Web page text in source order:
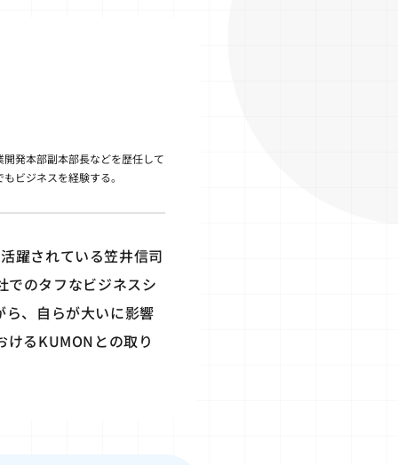
発本部副本部長などを歴任して
ビジネスを経験する。
躍されている笠井信司
のタフなビジネスシ
、自らが大いに影響
けるKUMONとの取り